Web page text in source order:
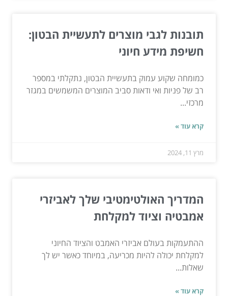
תובנות לגבי מוצרים לתעשיית הבטון:
חשיפת מידע חיוני
כמומחה שקוע עמוק בתעשיית הבטון, נתקלתי במספר
רב של פניות ואי ודאות סביב המוצרים המשמשים במגזר
מרכזי...
קרא עוד »
מרץ 11, 2024
המדריך האולטימטיבי שלך לאביזרי
אמבטיה וציוד למקלחת
ההתעמקות בעולם אביזרי האמבט והציוד החיוני
למקלחת יכולה להיות מכריעה, במיוחד כאשר יש לך
שאלות...
קרא עוד »